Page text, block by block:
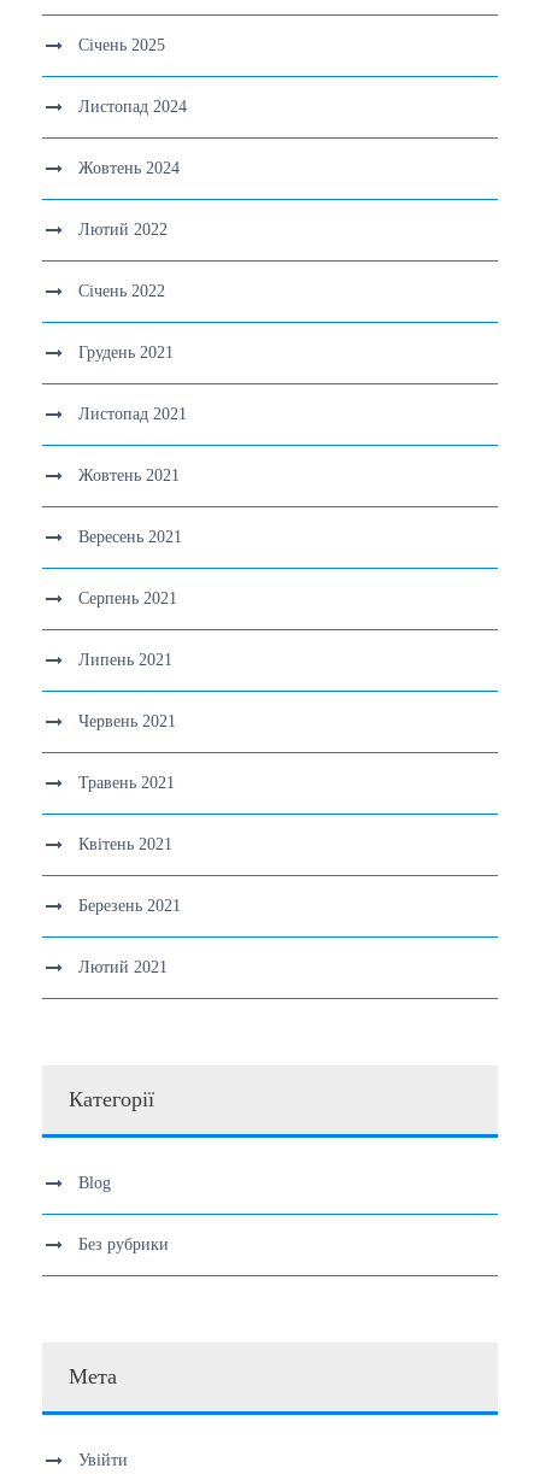
Січень 2025
Листопад 2024
Жовтень 2024
Лютий 2022
Січень 2022
Грудень 2021
Листопад 2021
Жовтень 2021
Вересень 2021
Серпень 2021
Липень 2021
Червень 2021
Травень 2021
Квітень 2021
Березень 2021
Лютий 2021
Категорії
Blog
Без рубрики
Мета
Увійти